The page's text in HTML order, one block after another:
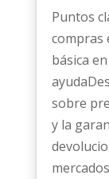
Puntos
compras
básica
sobre
y la